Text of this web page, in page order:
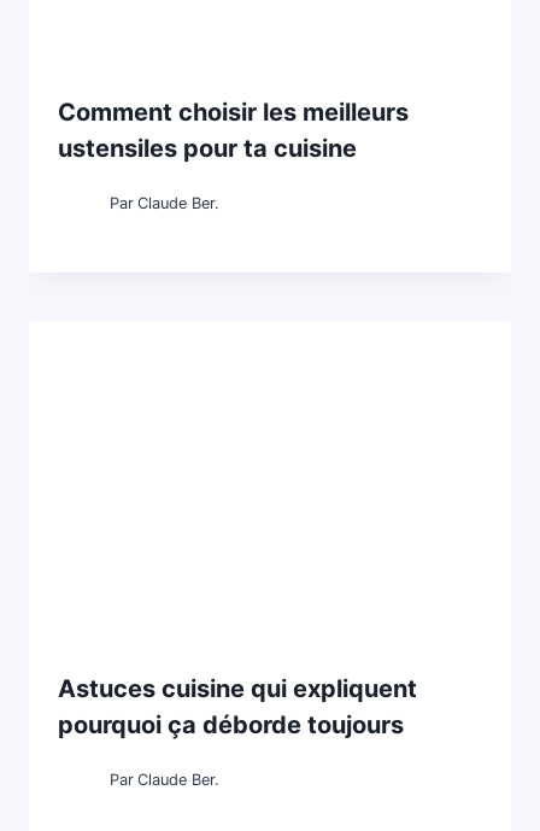
Comment choisir les meilleurs
ustensiles pour ta cuisine
Par Claude Ber.
Astuces cuisine qui expliquent
pourquoi ça déborde toujours
Par Claude Ber.